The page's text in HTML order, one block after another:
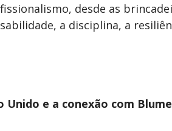
desde as
a disciplina, a
e a conexão com